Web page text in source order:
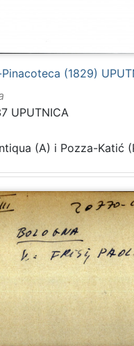
(1829)
UPUTNICA
(A) i Pozza-Katić